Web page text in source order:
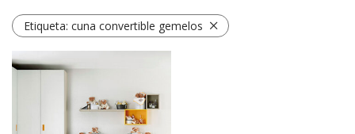
Etiqueta: cuna convertible gemelos